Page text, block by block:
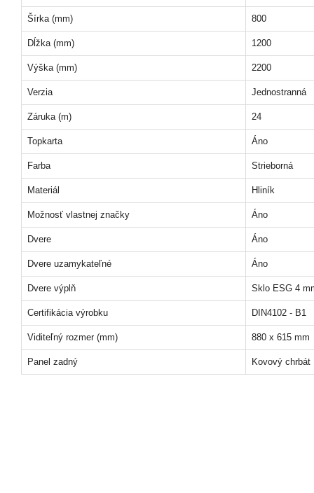
Šírka (mm) 800
Dĺžka (mm) 1200
Výška (mm) 2200
Verzia Jednostranná
Záruka (m) 24
Topkarta Áno
Farba Strieborná
Materiál Hliník
Možnosť vlastnej značky Áno
Dvere Áno
Dvere uzamykateľné Áno
Dvere výplň Sklo ESG 4
Certifikácia výrobku DIN4102 - B1
Viditeľný rozmer (mm) 880 x 615 mm
Panel zadný Kovový chrbát